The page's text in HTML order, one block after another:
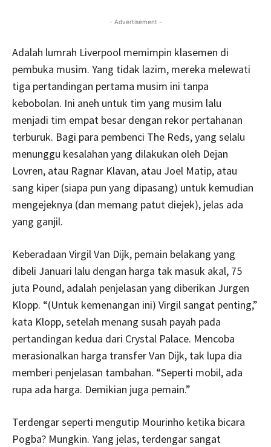
- Advertisement -
Adalah lumrah Liverpool memimpin klasemen di
pembuka musim. Yang tidak lazim, mereka melewati
tiga pertandingan pertama musim ini tanpa
kebobolan. Ini aneh untuk tim yang musim lalu
menjadi tim empat besar dengan rekor pertahanan
terburuk. Bagi para pembenci The Reds, yang selalu
menunggu kesalahan yang dilakukan oleh Dejan
Lovren, atau Ragnar Klavan, atau Joel Matip, atau
sang kiper (siapa pun yang dipasang) untuk kemudian
mengejeknya (dan memang patut diejek), jelas ada
yang ganjil.
Keberadaan Virgil Van Dijk, pemain belakang yang
dibeli Januari lalu dengan harga tak masuk akal, 75
juta Pound, adalah penjelasan yang diberikan Jurgen
Klopp. “(Untuk kemenangan ini) Virgil sangat penting,”
kata Klopp, setelah menang susah payah pada
pertandingan kedua dari Crystal Palace. Mencoba
merasionalkan harga transfer Van Dijk, tak lupa dia
memberi penjelasan tambahan. “Seperti mobil, ada
rupa ada harga. Demikian juga pemain.”
Terdengar seperti mengutip Mourinho ketika bicara
Pogba? Mungkin. Yang jelas, terdengar sangat